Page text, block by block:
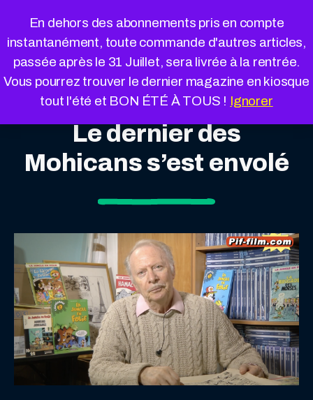
En dehors des abonnements pris en compte
instantanément, toute commande d'autres articles,
passée après le 31 Juillet, sera livrée à la rentrée.
Vous pourrez trouver le dernier magazine en kiosque
tout l'été et BON ÉTÉ À TOUS ! Ignorer
Le dernier des
Mohicans s’est envolé